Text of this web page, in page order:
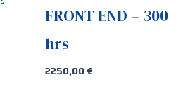
FRONT END – 300
hrs
2250,00€